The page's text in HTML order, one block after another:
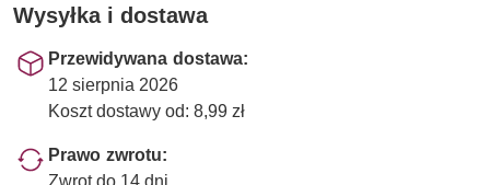
Wysyłka i dostawa
Przewidywana dostawa:
12 sierpnia 2026
Koszt dostawy od: 8,99 zł
Prawo zwrotu:
Zwrot do 14 dni